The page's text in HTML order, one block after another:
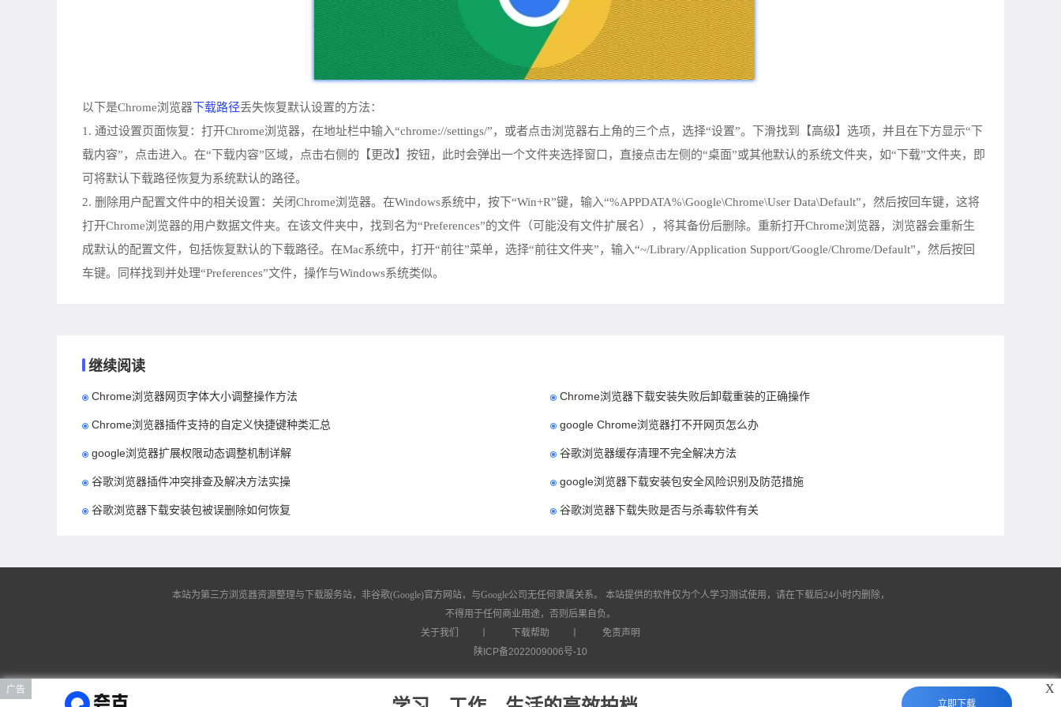
以下是Chrome浏览器下载路径丢失恢复默认设置的方法：
1. 通过设置页面恢复：打开Chrome浏览器，在地址栏中输入“chrome://settings/”，或者点击浏览器右上角的三个点，选择“设置”。下滑找到【高级】选项，并且在下方显示“下
载内容”，点击进入。在“下载内容”区域，点击右侧的【更改】按钮，此时会弹出一个文件夹选择窗口，直接点击左侧的“桌面”或其他默认的系统文件夹，如“下载”文件夹，即
可将默认下载路径恢复为系统默认的路径。
2. 删除用户配置文件中的相关设置：关闭Chrome浏览器。在Windows系统中，按下“Win+R”键，输入“%APPDATA%\Google\Chrome\User Data\Default”，然后按回车键，这将
打开Chrome浏览器的用户数据文件夹。在该文件夹中，找到名为“Preferences”的文件（可能没有文件扩展名），将其备份后删除。重新打开Chrome浏览器，浏览器会重新生
成默认的配置文件，包括恢复默认的下载路径。在Mac系统中，打开“前往”菜单，选择“前往文件夹”，输入“~/Library/Application Support/Google/Chrome/Default”，然后按回
车键。同样找到并处理“Preferences”文件，操作与Windows系统类似。
继续阅读
Chrome浏览器网页字体大小调整操作方法 Chrome浏览器下载安装失败后卸载重装的正确操作
Chrome浏览器插件支持的自定义快捷键种类汇总 google Chrome浏览器打不开网页怎么办
google浏览器扩展权限动态调整机制详解 谷歌浏览器缓存清理不完全解决方法
谷歌浏览器插件冲突排查及解决方法实操 google浏览器下载安装包安全风险识别及防范措施
谷歌浏览器下载安装包被误删除如何恢复 谷歌浏览器下载失败是否与杀毒软件有关
本站为第三方浏览器资源整理与下载服务站，非谷歌(Google)官方网站，与Google公司无任何隶属关系。
本站提供的软件仅为个人学习测试使用，请在下载后24小时内删除，
不得用于任何商业用途，否则后果自负。
关于我们
下载帮助
免责声明
陕ICP备2022009006号-10
广告
立即下载
X